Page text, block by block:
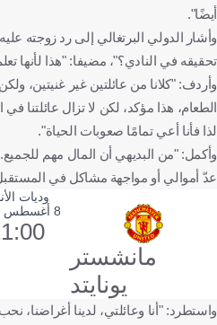
أيضًا".
وأشار الدولي البرتغالي إلى رد زوجته
تحقيقه في النادي؟"، مضيفا: "هذا لأنها
وأردف: "كلانا من عائلتين غير غنيتين،
لذا فأنا أعي تمامًا صعوبات الحياة".
وأكمل: "من البديهي أن المال مهم
عدّ أموالي أو مواجهة مشاكل في
وديات
مانشستر
يونايتد
8 أغسطس 2026
واستطرد: "أنا وعائلتي، لدينا أغراضنا،